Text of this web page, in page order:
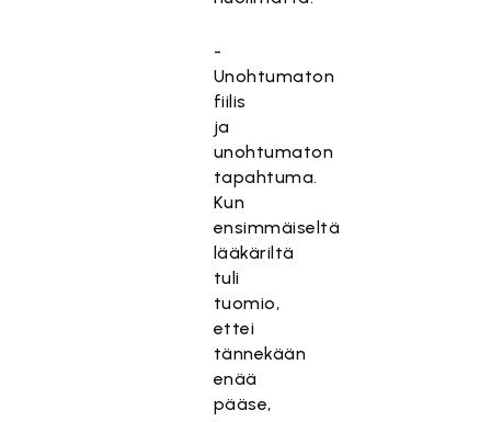
-
Unohtumaton
fiilis
ja
unohtumaton
tapahtuma.
Kun
ensimmäiseltä
lääkäriltä
tuli
tuomio,
ettei
tännekään
enää
pääse,